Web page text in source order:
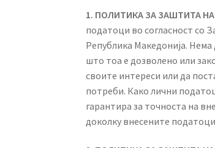
1. ПОЛИТИКА ЗА ЗАШТИТА
податоци во согласност со
Република Македонија.
што тоа е дозволено или
своите интереси или да
потреби. Како лични
гарантира за точноста на
доколку внесените